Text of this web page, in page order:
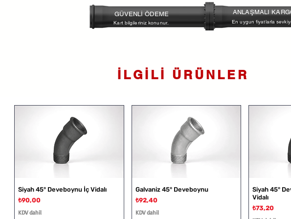
GÜVENLİ ÖDEME
Kart bilgileriniz konunur.
ANLAŞMALI
En uygun fiyatlarla
İLGİLİ ÜRÜNLER
Siyah 45° Deveboynu İç Vidalı
Fiyat
₺90,00
KDV dahil
Galvaniz 45° Deveboynu
Fiyat
₺92,40
KDV dahil
Siyah 45°
Vidalı
Fiyat
₺73,20